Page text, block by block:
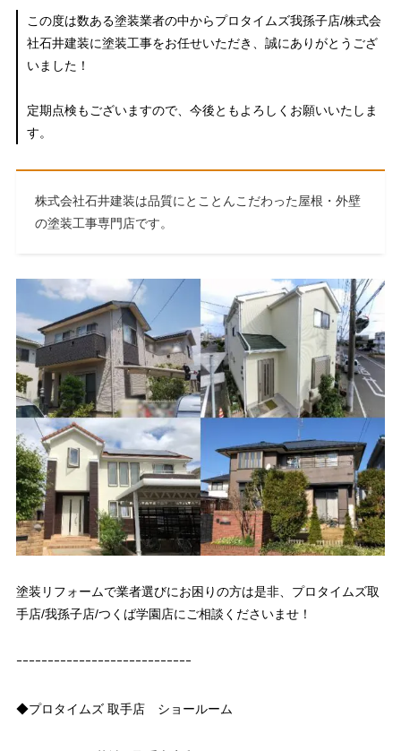
この度は数ある塗装業者の中からプロタイムズ我孫子店/株式会
社石井建装に塗装工事をお任せいただき、誠にありがとうござ
いました！
定期点検もございますので、今後ともよろしくお願いいたしま
す。
株式会社石井建装は品質にとことんこだわった屋根・外壁
の塗装工事専門店です。
塗装リフォームで業者選びにお困りの方は是非、プロタイムズ取
手店/我孫子店/つくば学園店にご相談くださいませ！
ｰｰｰｰｰｰｰｰｰｰｰｰｰｰｰｰｰｰｰｰｰｰｰｰｰｰｰｰ
◆プロタイムズ 取手店 ショールーム